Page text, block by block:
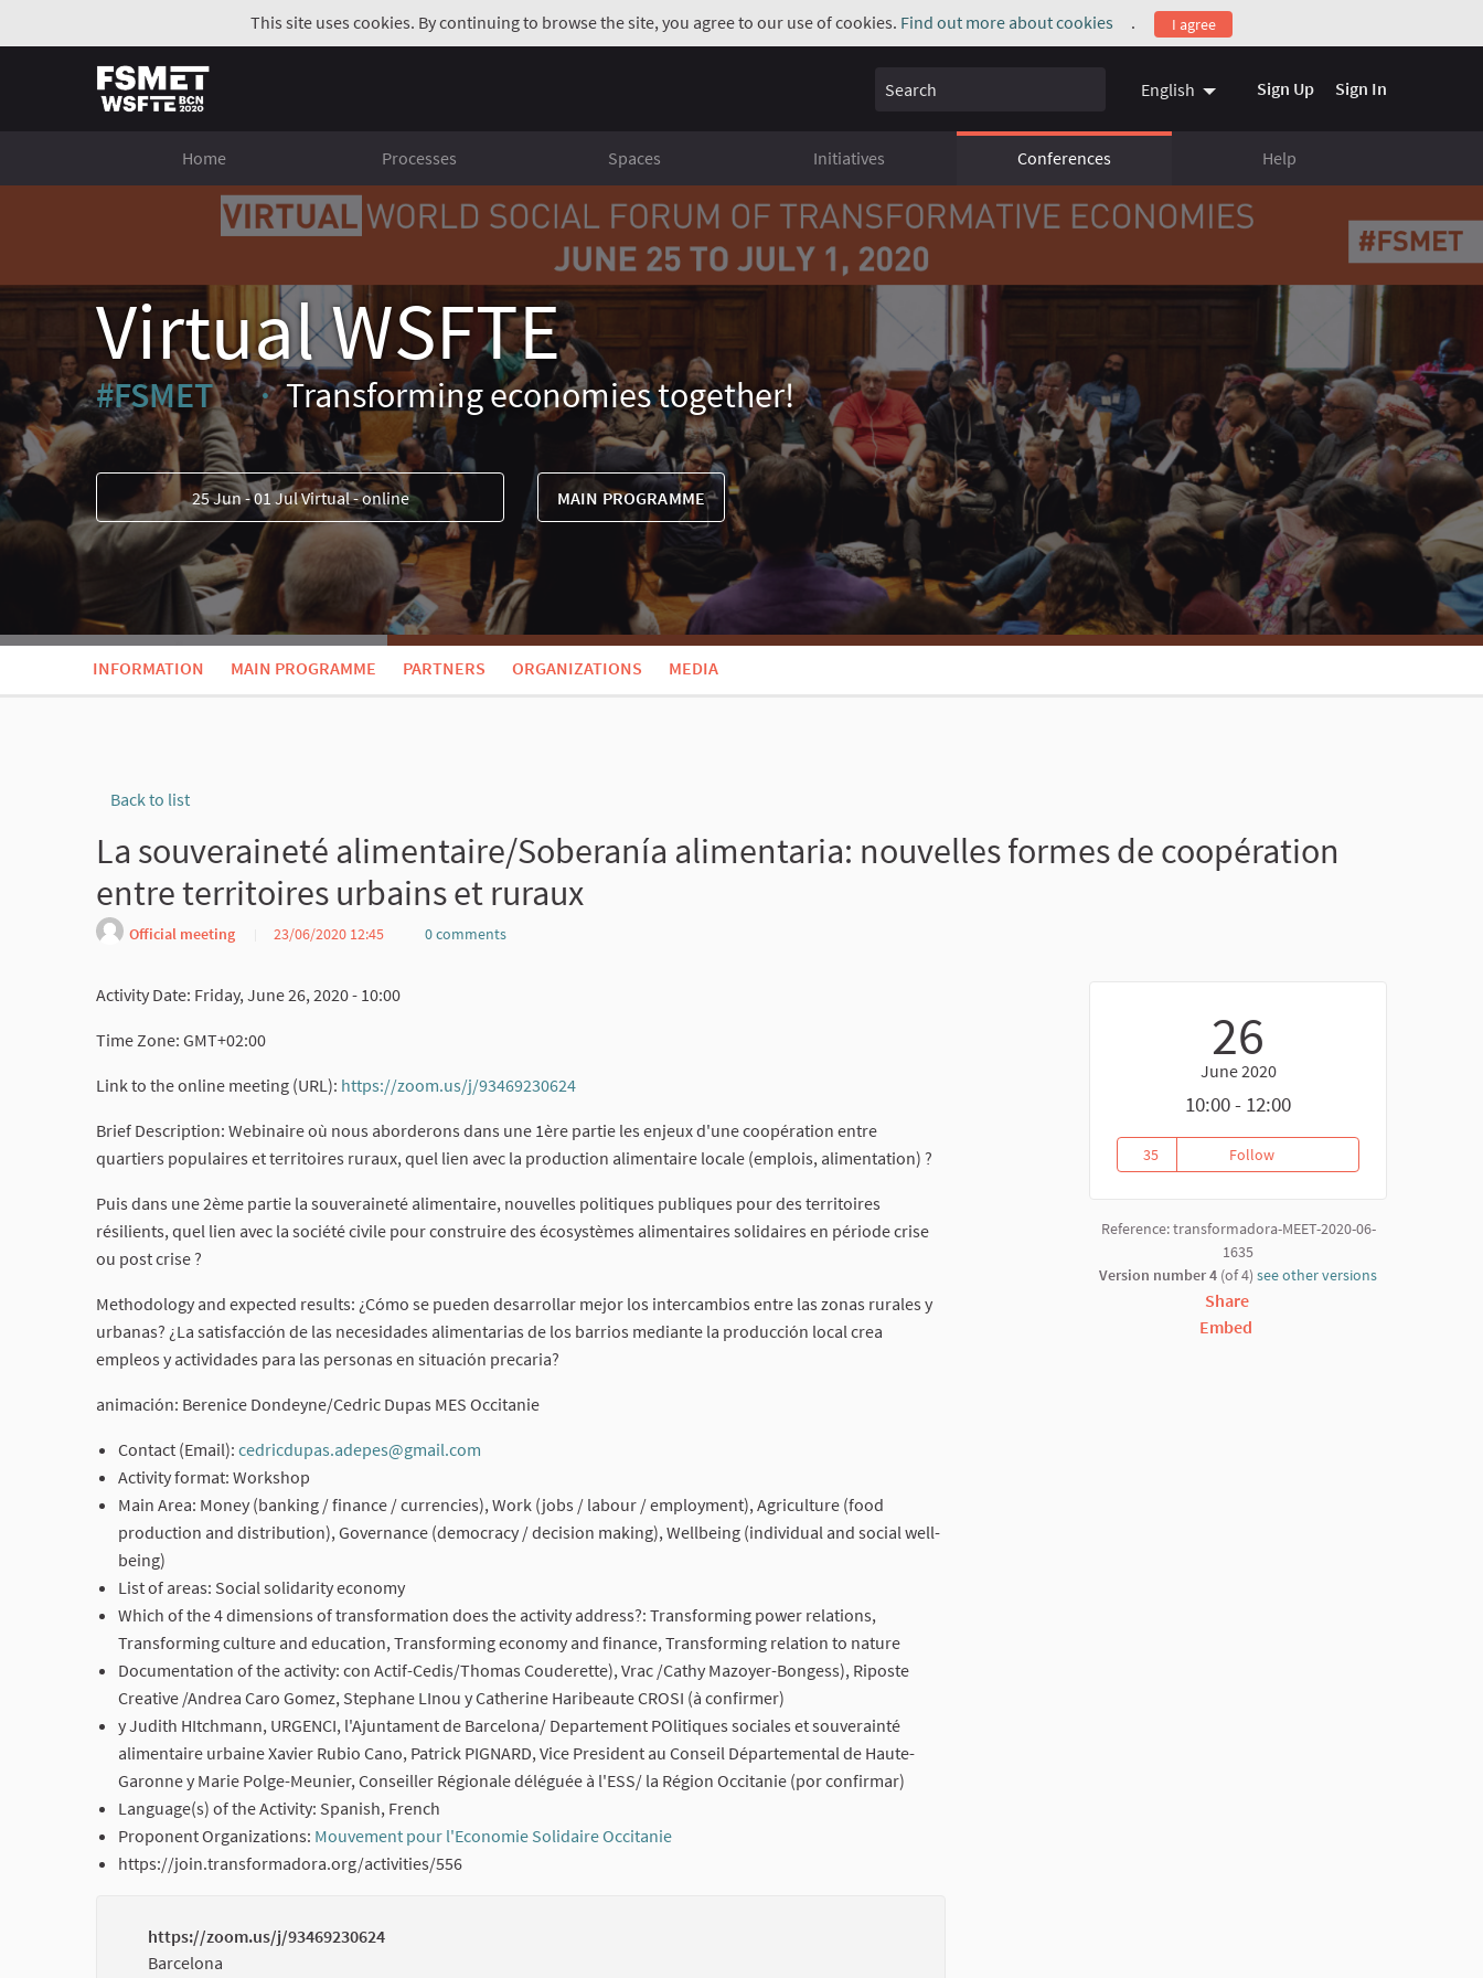
This site uses cookies. By continuing to browse the site, you agree to our use of cookies. Find out more about cookies
(External link)
. I agree
Search English Sign Up Sign In
Home Processes Spaces Initiatives Conferences Help
Virtual WSFTE
#FSMET
(External link)
Transforming economies together!
25 Jun - 01 Jul Virtual - online MAIN PROGRAMME
INFORMATION MAIN PROGRAMME PARTNERS ORGANIZATIONS MEDIA
Back to list
La souveraineté alimentaire/Soberanía alimentaria: nouvelles formes de coopération
entre territoires urbains et ruraux
Official meeting 23/06/2020 12:45 0 comments
26
June 2020
10:00 - 12:00
35
35 followers
FollowLa souveraineté alimentaire/
Reference: transformadora-MEET-2020-06-
1635
Version number 4 (of 4) see other versions
Share
Embed
Activity Date: Friday, June 26, 2020 - 10:00
Time Zone: GMT+02:00
Link to the online meeting (URL): https://zoom.us/j/93469230624
Brief Description: Webinaire où nous aborderons dans une 1ère partie les enjeux d'une coopération entre
quartiers populaires et territoires ruraux, quel lien avec la production alimentaire locale (emplois, alimentation) ?
Puis dans une 2ème partie la souveraineté alimentaire, nouvelles politiques publiques pour des territoires
résilients, quel lien avec la société civile pour construire des écosystèmes alimentaires solidaires en période crise
ou post crise ?
Methodology and expected results: ¿Cómo se pueden desarrollar mejor los intercambios entre las zonas rurales y
urbanas? ¿La satisfacción de las necesidades alimentarias de los barrios mediante la producción local crea
empleos y actividades para las personas en situación precaria?
animación: Berenice Dondeyne/Cedric Dupas MES Occitanie
Contact (Email): cedricdupas.adepes@gmail.com
Activity format: Workshop
Main Area: Money (banking / finance / currencies), Work (jobs / labour / employment), Agriculture (food
production and distribution), Governance (democracy / decision making), Wellbeing (individual and social well-
being)
List of areas: Social solidarity economy
Which of the 4 dimensions of transformation does the activity address?: Transforming power relations,
Transforming culture and education, Transforming economy and finance, Transforming relation to nature
Documentation of the activity: con Actif-Cedis/Thomas Couderette), Vrac /Cathy Mazoyer-Bongess), Riposte
Creative /Andrea Caro Gomez, Stephane LInou y Catherine Haribeaute CROSI (à confirmer)
y Judith HItchmann, URGENCI, l'Ajuntament de Barcelona/ Departement POlitiques sociales et souverainté
alimentaire urbaine Xavier Rubio Cano, Patrick PIGNARD, Vice President au Conseil Départemental de Haute-
Garonne y Marie Polge-Meunier, Conseiller Régionale déléguée à l'ESS/ la Région Occitanie (por confirmar)
Language(s) of the Activity: Spanish, French
Proponent Organizations: Mouvement pour l'Economie Solidaire Occitanie
https://join.transformadora.org/activities/556
https://zoom.us/j/93469230624
Barcelona